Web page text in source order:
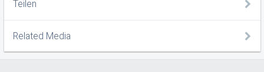
Teilen
Related Media